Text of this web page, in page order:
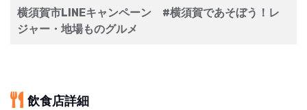
横須賀市LINEキャンペーン #横須賀であそぼう！レ
ジャー・地場ものグルメ
飲食店詳細